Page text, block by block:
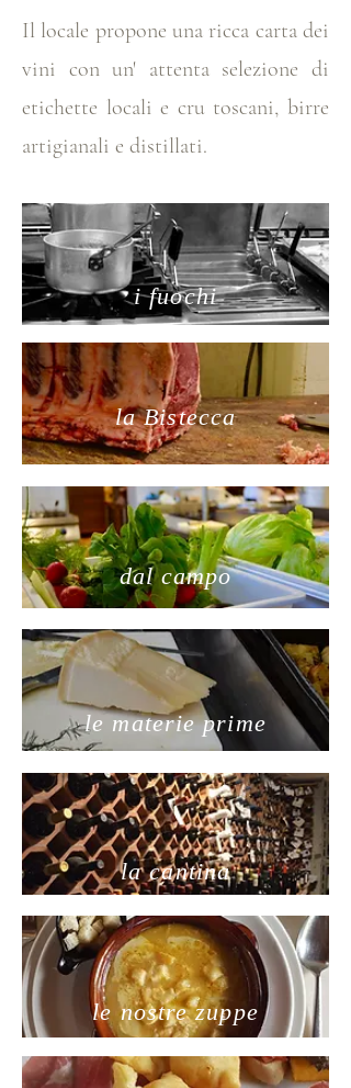
Il locale propone una ricca carta dei
vini con un' attenta selezione di
etichette locali e cru toscani, birre
artigianali e distillati.
i fuochi
la Bistecca
dal campo
le materie prime
la cantina
le nostre zuppe